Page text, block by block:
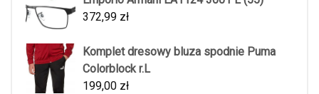
372,99 zł
Komplet dresowy bluza spodnie Puma
Colorblock r.L
199,00 zł